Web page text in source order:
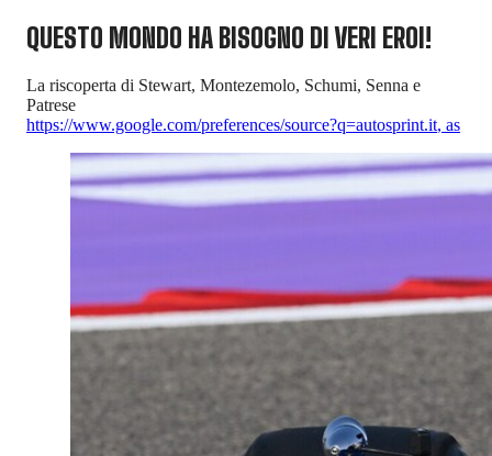
QUESTO MONDO HA BISOGNO DI VERI EROI!
La riscoperta di Stewart, Montezemolo, Schumi, Senna e
Patrese
https://www.google.com/preferences/source?q=autosprint.it, as